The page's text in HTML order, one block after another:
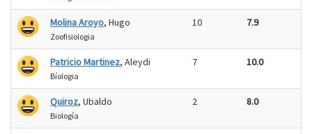
Molina Aroyo, Hugo
Zoofisiologia
10 7.9
Patricio Martinez, Aleydi
Bíologia
7 10.0
Quiroz, Ubaldo
Biología
2 8.0